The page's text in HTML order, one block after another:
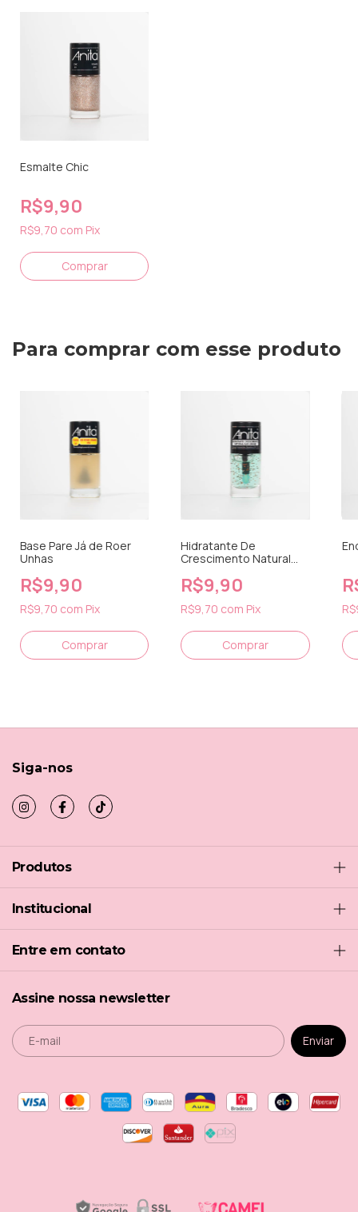
Esmalte Chic
R$9,90
R$9,70 com Pix
Para comprar com esse produto
Base Pare Já de Roer
Unhas
R$9,90
R$9,70 com Pix
Hidratante De
Crescimento Natural
R$9,90
R$9,70 com Pix
Siga-nos
Produtos
Institucional
Entre em contato
Assine nossa newsletter